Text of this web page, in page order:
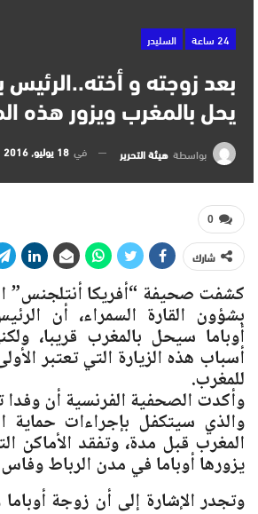
24 ساعة السليدر
بعد زوجته و أخته..الرئيس
يحل بالمغرب ويزور هذه
بواسطة هيئة التحرير في 18 يوليو, 2016
0
شارك
كشفت صحيفة “أفريكا أنتلجنس”
بشؤون القارة السمراء، أن
أوباما سيحل بالمغرب قريبا،
أسباب هذه الزيارة التي تعتبر
للمغرب.
وأكدت الصحفية الفرنسية أن وفدا
والذي سيتكفل بإجراءات حماية
المغرب قبل مدة، وتفقد الأماكن
يزورها أوباما في مدن الرباط
وتجدر الإشارة إلى أن زوجة